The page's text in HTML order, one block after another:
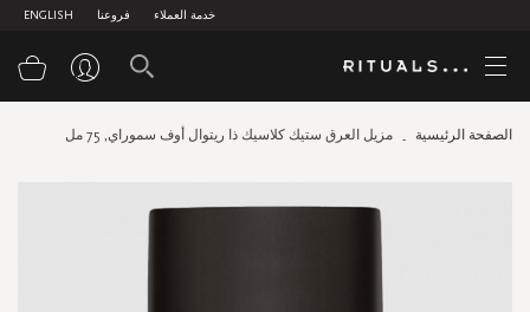
ENGLISH فروعنا خدمة العملاء
الصفحة الرئيسية مزيل العرق ستيك كلاسيك ذا ريتوال أوف سموراي, 75 مل